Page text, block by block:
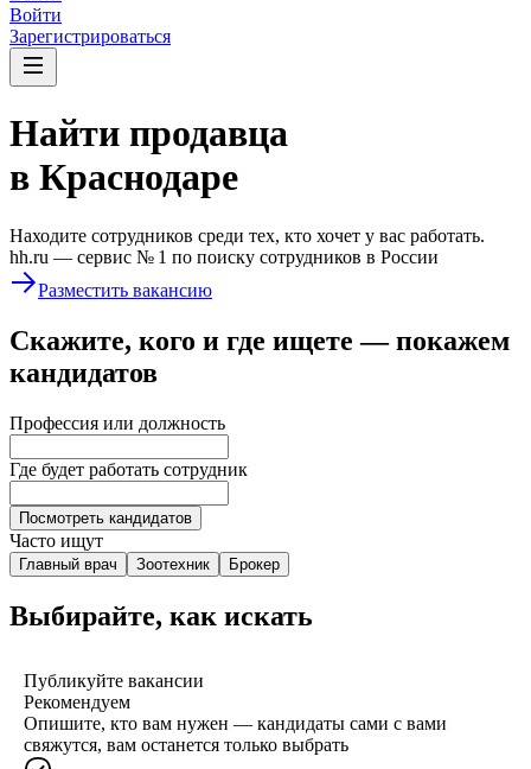
Войти
Зарегистрироваться
Найти продавца
в Краснодаре
Находите сотрудников среди тех, кто хочет у вас работать.
hh.ru — сервис № 1 по поиску сотрудников в России
Разместить вакансию
Скажите, кого и где ищете — покажем
кандидатов
Профессия или должность
Где будет работать сотрудник
Посмотреть кандидатов
Часто ищут
Главный врач Зоотехник Брокер
Выбирайте, как искать
Публикуйте вакансии
Рекомендуем
Опишите, кто вам нужен — кандидаты сами с вами
свяжутся, вам останется только выбрать